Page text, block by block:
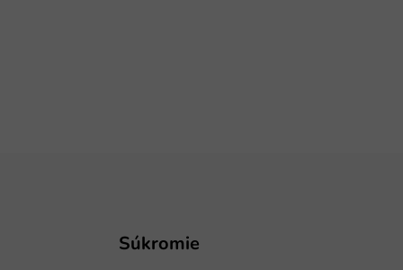
Súkromie